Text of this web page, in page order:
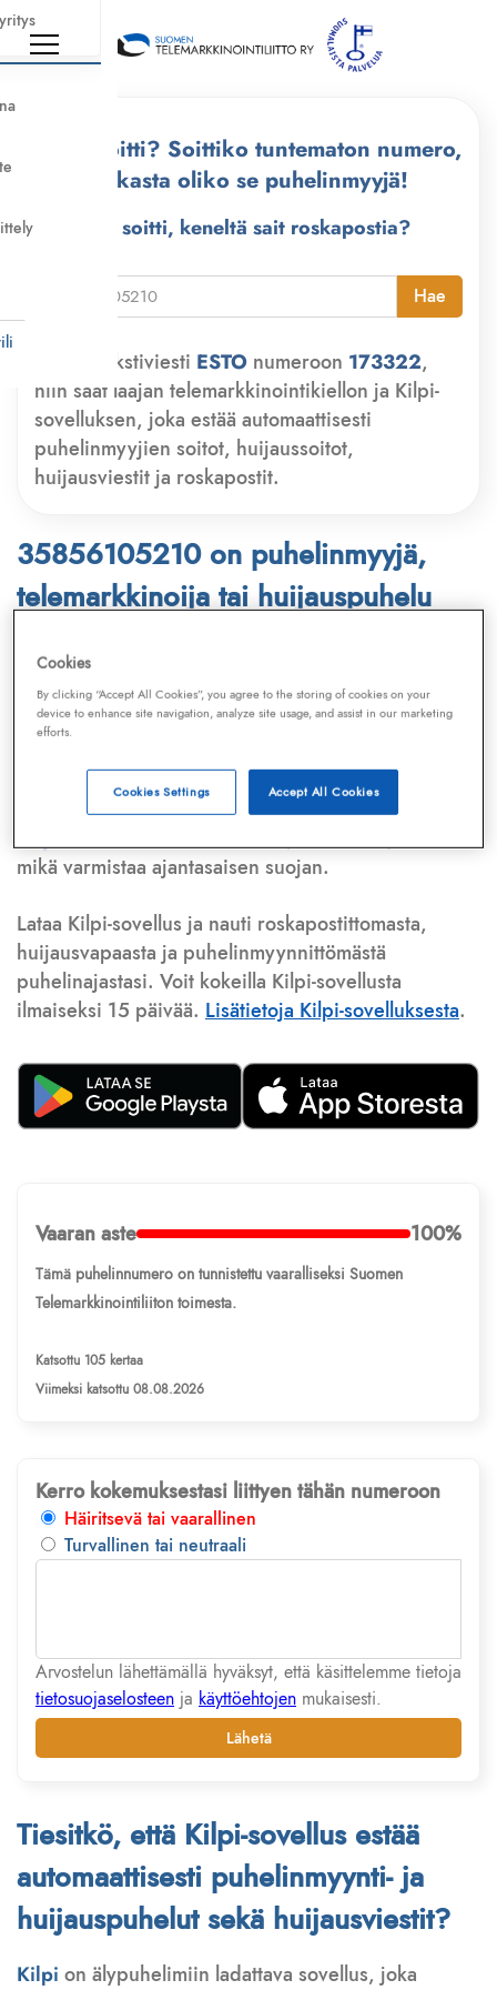
Kuka soitti? Soittiko tuntematon numero,
tarkasta oliko se puhelinmyyjä!
Kuka soitti, keneltä sait roskapostia?
Hae
Lähetä tekstiviesti ESTO numeroon 173322,
niin saat laajan telemarkkinointikiellon ja Kilpi-
sovelluksen, joka estää automaattisesti
puhelinmyyjien soitot, huijaussoitot,
huijausviestit ja roskapostit.
35856105210 on puhelinmyyjä,
telemarkkinoija tai huijauspuhelu
Puhelinnumero
Telemarkkinointiliiton jaKilpi-sovelluksen
tietokannasta, joka kattaa satoja tuhansia
Lisäksi tunnistamme automaattisesti, jos kyseessä on
puhelinhuijarin numero, sähköpostiosoitetai
huijausviesti. Tietokantaamme päivitetään jatkuvasti,
mikä varmistaa ajantasaisen suojan.
Lataa Kilpi-sovellus ja nauti roskapostittomasta,
huijausvapaasta ja puhelinmyynnittömästä
puhelinajastasi. Voit kokeilla Kilpi-sovellusta
ilmaiseksi 15 päivää. Lisätietoja Kilpi-sovelluksesta.
Vaaran aste 100%
Tämä puhelinnumero on tunnistettu vaaralliseksi Suomen
Telemarkkinointiliiton toimesta.
Katsottu 105 kertaa
Viimeksi katsottu 08.08.2026
Kerro kokemuksestasi liittyen tähän numeroon
Häiritsevä tai vaarallinen
Turvallinen tai neutraali
Arvostelun lähettämällä hyväksyt, että käsittelemme tietoja
tietosuojaselosteen ja käyttöehtojen mukaisesti.
Lähetä
Tiesitkö, että Kilpi-sovellus estää
automaattisesti puhelinmyynti- ja
huijauspuhelut sekä huijausviestit?
Kilpi on älypuhelimiin ladattava sovellus, joka
Cookies
By clicking “Accept All Cookies”, you agree to the storing of cookies on your
device to enhance site navigation, analyze site usage, and assist in our marketing
efforts.
Accept All Cookies
Cookies Settings